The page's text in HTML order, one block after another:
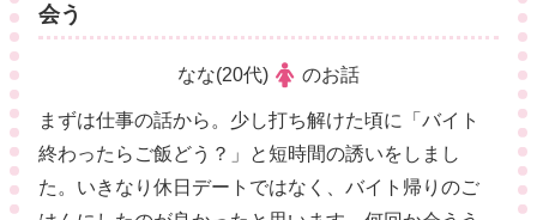
会う
なな(20代) のお話
まずは仕事の話から。少し打ち解けた頃に「バイト
終わったらご飯どう？」と短時間の誘いをしまし
た。いきなり休日デートではなく、バイト帰りのご